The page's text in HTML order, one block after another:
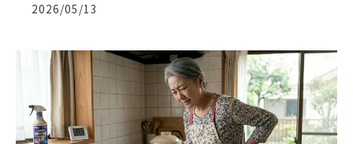
2026/05/13